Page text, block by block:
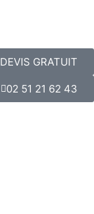
DEVIS GRATUIT
02 51 21 62 43